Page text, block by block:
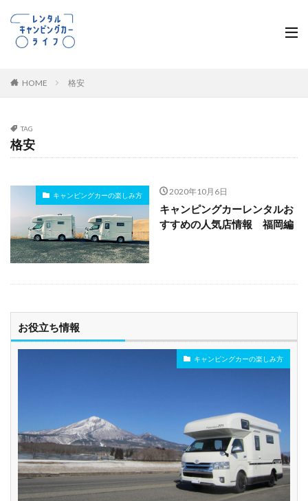
HOME 格安
TAG
格安
キャンピングカーの楽しみ方 2020年10月6日
キャンピングカーレンタルお
すすめの人気店情報 福岡編
お役立ち情報
キャンピングカーの楽しみ方